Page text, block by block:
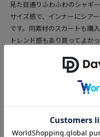
見た目通りふわふわのシャギ
サイズ感で、インナーにシア
です。同素材のスカートも購
トレンド感もあり買ってよかっ
157cm